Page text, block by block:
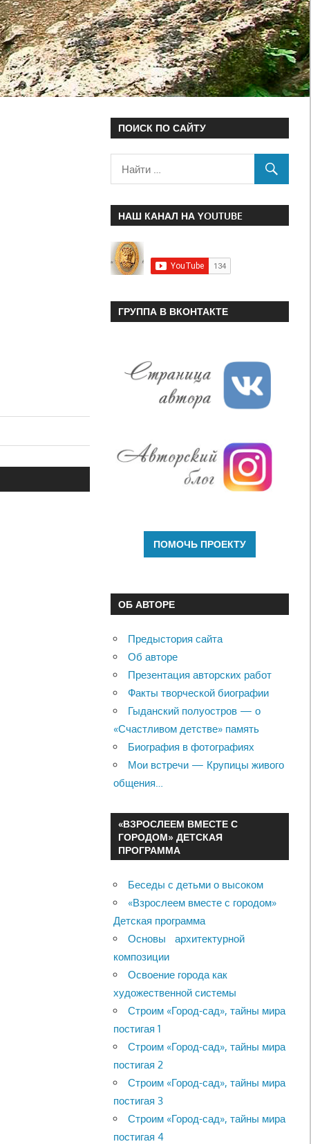
ПОИСК ПО САЙТУ
НАШ КАНАЛ НА YOUTUBE
ГРУППА В ВКОНТАКТЕ
ОБ АВТОРЕ
Предыстория сайта
Об авторе
Презентация авторских работ
Факты творческой биографии
Гыданский полуостров — о
«Счастливом детстве» память
Биография в фотографиях
Мои встречи — Крупицы живого
общения…
«ВЗРОСЛЕЕМ ВМЕСТЕ С
ГОРОДОМ» ДЕТСКАЯ
ПРОГРАММА
Беседы с детьми о высоком
«Взрослеем вместе с городом»
Детская программа
Основы архитектурной
композиции
Освоение города как
художественной системы
Строим «Город-сад», тайны мира
постигая 1
Строим «Город-сад», тайны мира
постигая 2
Строим «Город-сад», тайны мира
постигая 3
Строим «Город-сад», тайны мира
постигая 4